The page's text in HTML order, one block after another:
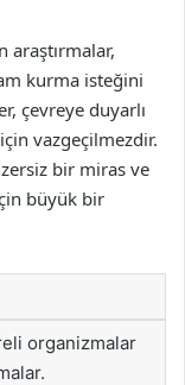
kurma isteğini
çevreye duyarlı
vazgeçilmezdir.
bir miras ve
büyük bir
organizmalar